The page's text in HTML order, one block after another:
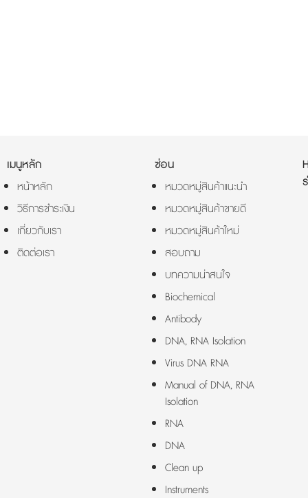
เมนูหลัก
หน้าหลัก
วิธีการชำระเงิน
เกี่ยวกับเรา
ติดต่อเรา
ซ่อน
หมวดหมู่สินค้าแนะนำ
หมวดหมู่สินค้าขายดี
หมวดหมู่สินค้าใหม่
สอบถาม
บทความน่าสนใจ
Biochemical
Antibody
DNA, RNA Isolation
Virus DNA RNA
Manual of DNA, RNA
Isolation
RNA
DNA
Clean up
Instruments